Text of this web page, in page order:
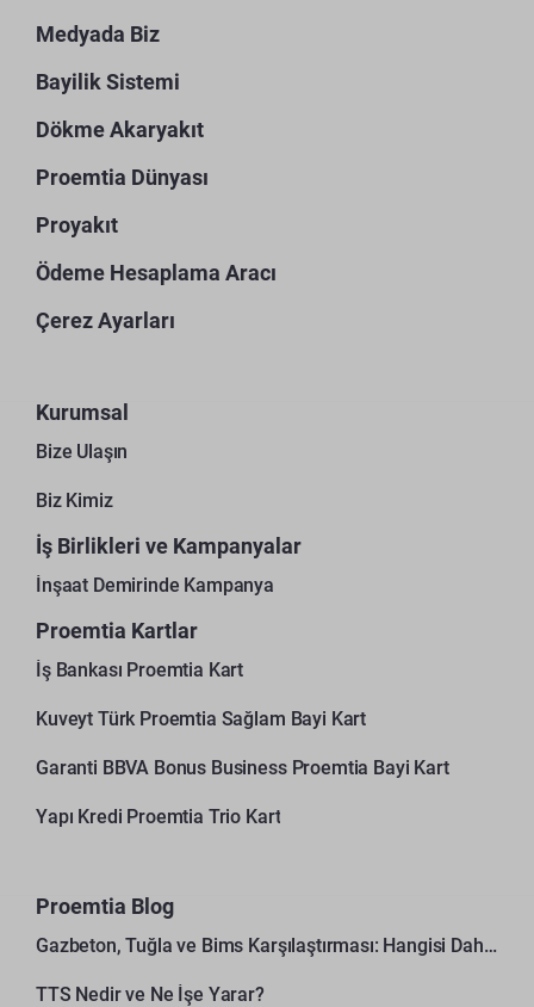
Medyada Biz
Bayilik Sistemi
Dökme Akaryakıt
Proemtia Dünyası
Proyakıt
Ödeme Hesaplama Aracı
Çerez Ayarları
Kurumsal
Bize Ulaşın
Biz Kimiz
İş Birlikleri ve Kampanyalar
İnşaat Demirinde Kampanya
Proemtia Kartlar
İş Bankası Proemtia Kart
Kuveyt Türk Proemtia Sağlam Bayi Kart
Garanti BBVA Bonus Business Proemtia Bayi Kart
Yapı Kredi Proemtia Trio Kart
Proemtia Blog
Gazbeton, Tuğla ve Bims Karşılaştırması: Hangisi Daha Avantajlı?
TTS Nedir ve Ne İşe Yarar?